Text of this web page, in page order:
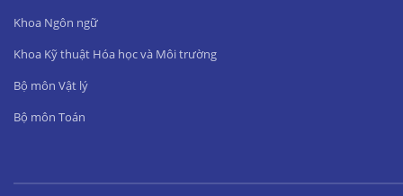
Khoa Ngôn ngữ
Khoa Kỹ thuật Hóa học và Môi trường
Bộ môn Vật lý
Bộ môn Toán